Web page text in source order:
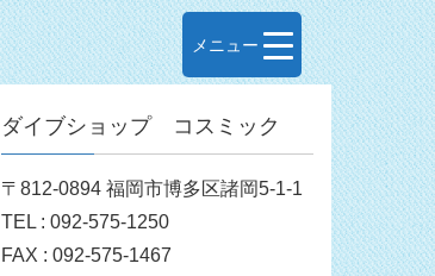
メニュー
ダイブショップ コスミック
〒812-0894 福岡市博多区諸岡5-1-1
TEL : 092-575-1250
FAX : 092-575-1467